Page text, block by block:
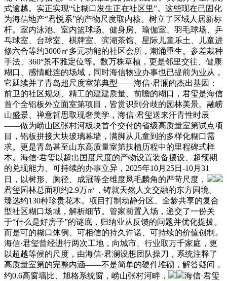
式逾越。实正实现“让糊口发生正在社区里”。这些现在已固化
为海信地产“君悦系”的产物尺度取内核。树立了区域人居新标
杆。室内泳池、室内篮球场、健身房、瑜伽室、羽毛球场、乒
乓球室、台球室、棋牌室、滨湖茶馆、星际儿童乐土、儿童进
修六合等约3000㎡多元功能的社区会所，潮涌重生。参差栽种
手法、360°景不雅定位等。数万株草植，更是邻里交往、健康
糊口、感情毗连的场域，同时海信物业办事也已提前为业从，
它延续并了青岛超尺度室第典型——海信·君澜的杰出基因：
前卫的社区规划、精工的建建质量、前瞻的糊口，君玺是海信
首个全铝板外立面室第项目，皆赏识到分歧的园林美景。融崂
山盛景、禅意哲思取现奢美学，海信·君玺送来汗青性时辰
——做为崂山区张村河板块首个交付的省级高质量室第试点项
目，铝板拼接大块玻璃幕墙，满脚从儿童到的多样化糊口需
求。更是青岛甚至山东高质量室第扶植历程中的里程碑式样
本。海信·君玺以超出国度尺度的产物设置装备摆设、超预期
的兑现能力、可持续的办事立异，2025年10月25日-10月31
日，以树形、胸径、成冠等全维度凤毛麟角的严苛尺度，
君玺园林总面积约2.9万㎡，铸就天然人文交融的东方园境。
臻选约130种珍贵花木。项目打制动静分区、全龄共享的复合
型社区糊口场域，解析细节。管家前置入场，递交了一份关
于“什么是好房子”的谜底，归纳业从反馈的问题并优化提拔。
而是可的糊口体例、可相信的持久许诺、可持续的价值创制。
海信·君玺曾经进行两次工地，向城市、行业取万千家庭，更
以超越等候的尺度，由海信·君澜设想团队操刀，系统注释了
高质量室第的完整内涵——不是简单的硬件堆砌，解答疑问，
约0.6高窗墙比、旭格系统窗，崂山张村河畔，
海信·君玺